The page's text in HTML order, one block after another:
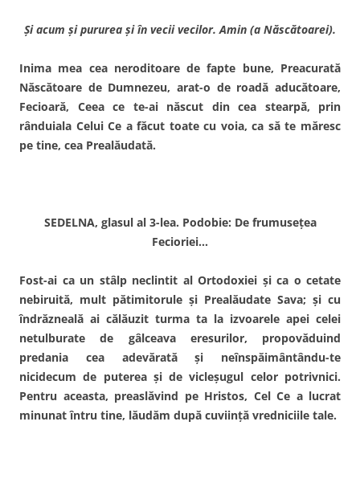
Şi acum şi pururea şi în vecii vecilor. Amin (a Născătoarei).
Inima mea cea neroditoare de fapte bune, Preacurată
Născă­toare de Dumnezeu, arat-o de roadă aducătoare,
Fecioară, Ceea ce te-ai născut din cea stearpă, prin
rânduiala Celui Ce a făcut toate cu voia, ca să te măresc
pe tine, cea Prealăudată.
SEDELNA, glasul al 3-lea. Podobie: De frumuseţea
Fecioriei…
Fost-ai ca un stâlp neclintit al Ortodoxiei şi ca o cetate
nebiruită, mult pătimitorule şi Prealăudate Sava; şi cu
îndrăzneală ai călăuzit turma ta la izvoarele apei celei
netulburate de gâlceava eresurilor, propovăduind
predania cea adevărată şi neînspăimântându-te
nicidecum de puterea şi de vicleşugul celor potrivnici.
Pentru aceasta, preaslăvind pe Hristos, Cel Ce a lucrat
minunat întru tine, lăudăm după cuviinţă vredniciile tale.